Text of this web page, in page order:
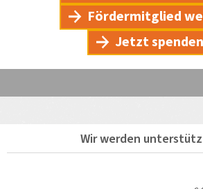
Fördermitglied
Jetzt spenden
Wir werden